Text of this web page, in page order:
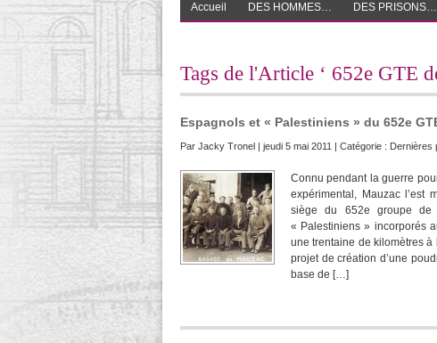
Accueil DES HOMMES… DES PRISONS…
Tags de l'Article ‘ 652e GTE
Espagnols et « Palestiniens » du 652e
Par Jacky Tronel | jeudi 5 mai 2011 | Catégorie : Dernières
Connu pendant la guerre
expérimental, Mauzac l’est
siège du 652e groupe de
« Palestiniens » incorporés
une trentaine de kilomètres à
projet de création d’une
base de […]